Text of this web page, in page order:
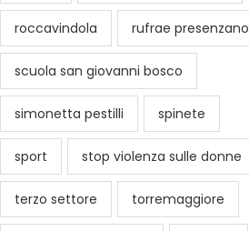
roccavindola rufrae presenzano
scuola san giovanni bosco
simonetta pestilli spinete
sport stop violenza sulle donne
terzo settore torremaggiore